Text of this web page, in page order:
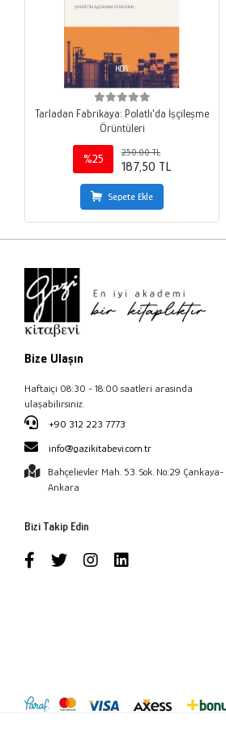
Tarladan Fabrikaya: Polatlı'da İşçileşme
Örüntüleri
%25
250,00 TL
187,50 TL
Sepete Ekle
Bize Ulaşın
Haftaiçi 08:30 - 18:00 saatleri arasında
ulaşabilirsiniz.
+90 312 223 7773
info@gazikitabevi.com.tr
Bahçelievler Mah. 53. Sok. No:29 Çankaya-
Ankara
Bizi Takip Edin